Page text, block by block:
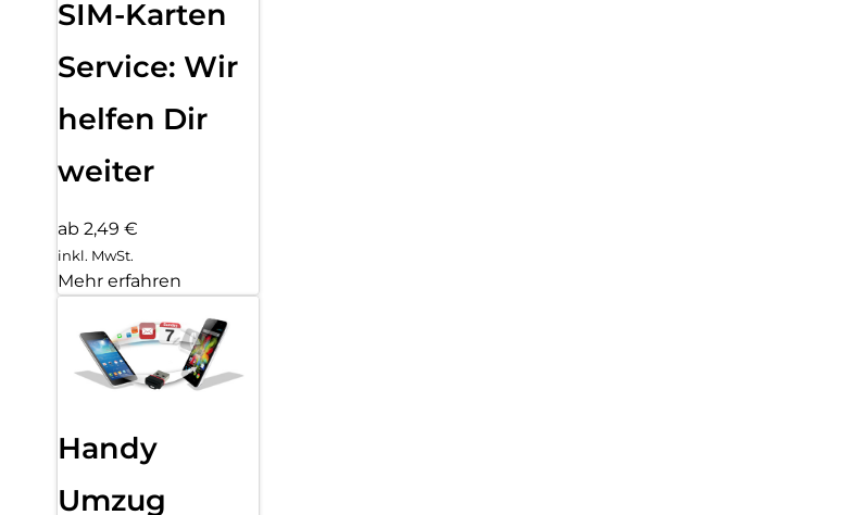
SIM-Karten
Service: Wir
helfen Dir
weiter
ab 2,49 €
inkl. MwSt.
Mehr erfahren
Handy
Umzug